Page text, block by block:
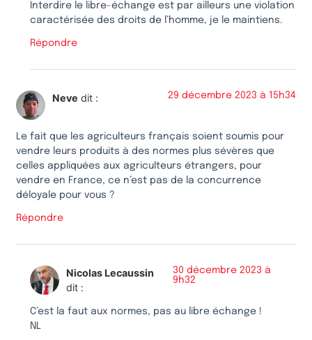
Interdire le libre-échange est par ailleurs une violation
caractérisée des droits de l’homme, je le maintiens.
Répondre
Neve dit : 29 décembre 2023 à 15h34
Le fait que les agriculteurs français soient soumis pour
vendre leurs produits à des normes plus sévères que
celles appliquées aux agriculteurs étrangers, pour
vendre en France, ce n’est pas de la concurrence
déloyale pour vous ?
Répondre
Nicolas Lecaussin
dit :
30 décembre 2023 à
9h32
C’est la faut aux normes, pas au libre échange !
NL